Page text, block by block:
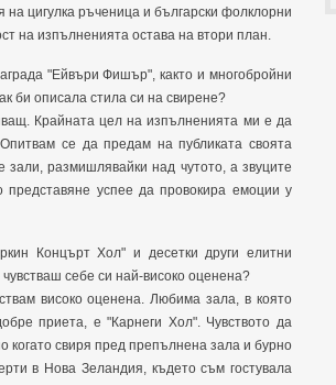
на цигулка ръченица и български фолклорни
на изпълненията остава на втори план.
"Ейвъри Фишър", както и многобройни
би описала стила си на свирене?
Крайната цел на изпълненията ми е да
се да предам на публиката своята
размишлявайки над чутото, а звуците
успее да провокира емоции у
Концърт Хол" и десетки други елитни
себе си най-високо оценена?
високо оценена. Любима зала, в която
приета, е "Карнеги Хол". Чувството да
свиря пред препълнена зала и бурно
в Нова Зеландия, където съм гостувала